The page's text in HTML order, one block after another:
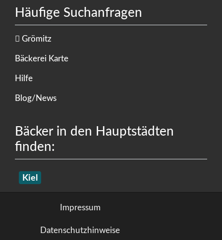
Häufige Suchanfragen
Grömitz
Bäckerei Karte
Hilfe
Blog/News
Bäcker in den Hauptstädten
finden:
Kiel
Impressum
Datenschutzhinweise